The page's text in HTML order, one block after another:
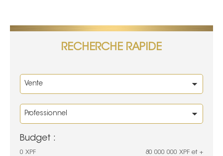
RECHERCHE RAPIDE
Budget :
0 XPF 80 000 000 XPF et +